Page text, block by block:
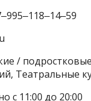
/
Театральные
с 11:00 до 20:00